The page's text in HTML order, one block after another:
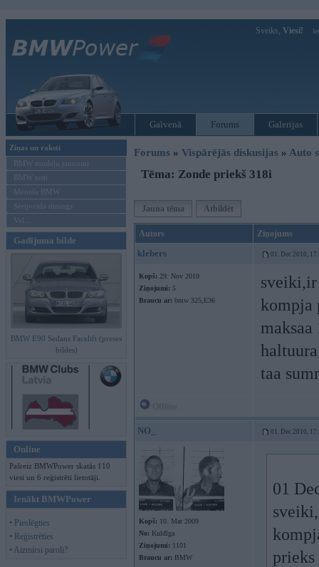
Sveiks, Viesi!
Galvenā Forums Galerijas
Ziņas un raksti
BMW modeļu jaunumi
BMW testi
Mēneša BMW
Sērijveida tūnings
Vel...
Gadījuma bilde
BMW E90 Sedans Facelift (preses
bildes)
Online
Pašreiz BMWPower skatās 110
viesi un 6 reģistrēti lietotāji.
Ienākt BMWPower
• Pieslēgties
• Reģistrēties
• Aizmirsi paroli?
Forums » Vispārējās diskusijas » Auto
Tēma: Zonde priekš 318i
Jauna tēma Atbildēt
Autors Ziņojums
klebers 01. Dec 2010,
Kopš: 29. Nov 2010
Ziņojumi: 5
Braucu ar: bmw 325,E36
sveiki,ir
kompja
taa
NO_ 01. Dec 2010,
Kopš: 10. Mar 2009
No: Kuldīga
Ziņojumi: 1101
Braucu ar: BMW
01
prieks